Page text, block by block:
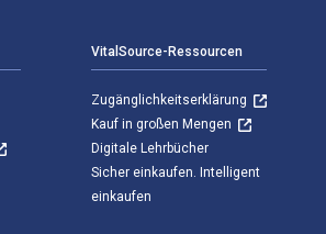
VitalSource-Ressourcen
Zugänglichkeitserklärung
Kauf in großen Mengen
Digitale Lehrbücher
Sicher einkaufen. Intelligent
einkaufen